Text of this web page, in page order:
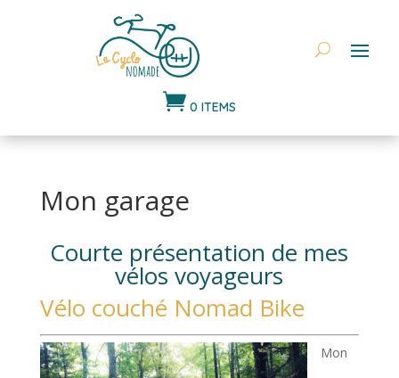
 0 ITEMS
Mon garage
Courte présentation de mes
vélos voyageurs
Vélo couché Nomad Bike
Mon